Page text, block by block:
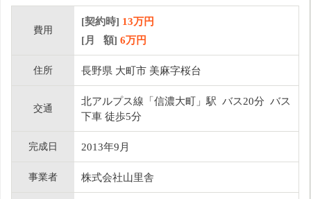
費用
[契約時] 13万円
[月 額] 6万円
住所 長野県 大町市 美麻字桜台
交通
北アルプス線「信濃大町」駅 バス20分 バス
下車 徒歩5分
完成日 2013年9月
事業者 株式会社山里舎